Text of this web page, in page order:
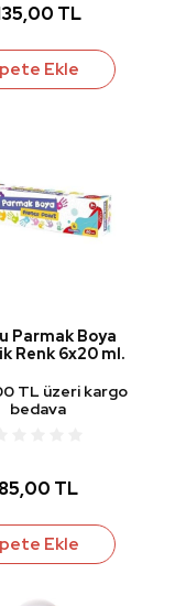
TL
Ekle
Parmak Boya
Renk 6x20 ml.
TL üzeri kargo
bedava
85,00 TL
Ekle